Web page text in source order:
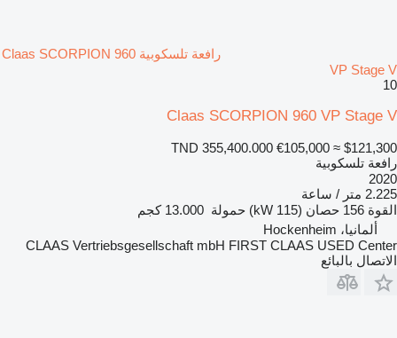
رافعة تلسكوبية Claas SCORPION 960
VP Stage V
10
Claas SCORPION 960 VP Stage V
TND 355,400.000 €105,000 ≈ $121,300
رافعة تلسكوبية
2020
2.225 متر / ساعة
القوة 156 حصان (115 kW) حمولة 13.000 كجم
ألمانيا، Hockenheim
CLAAS Vertriebsgesellschaft mbH FIRST CLAAS USED Center
الاتصال بالبائع